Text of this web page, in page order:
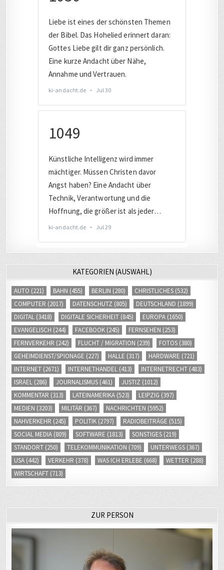
KATEGORIEN (AUSWAHL)
AUTO (221) BAHN (455) BERLIN (280) CHRISTLICHES (532)
COMPUTER (2017) DATENSCHUTZ (805) DEUTSCHLAND (1899)
DIGITAL (3418) DIGITALE SICHERHEIT (845) EUROPA (1650)
EVANGELISCH (244) FACEBOOK (245) FERNSEHEN (253)
FERNVERKEHR (242) FLUCHT / MIGRATION (239) FOTOS (380)
GEHEIMDIENST/SPIONAGE (227) HALLE (317) HARDWARE (721)
INTERNET (2671) INTERNETHANDEL (413) INTERNETRECHT (483)
ISRAEL (286) JOURNALISMUS (461) JUSTIZ (1012)
KOMMENTAR (313) LATEINAMERIKA (523) LEIPZIG (397)
MEDIEN (3203) MILITÄR (367) NACHRICHTEN (5952)
NAHVERKEHR (245) POLITIK (2797) RADIOBEITRÄGE (515)
SOCIAL MEDIA (809) SOFTWARE (1813) SONSTIGES (219)
STANDORT (250) TELEKOMMUNIKATION (709) UNTERWEGS (367)
USA (442) VERKEHR (378) WAS ICH ERLEBE (668) WETTER (288)
WIRTSCHAFT (713)
ZUR PERSON